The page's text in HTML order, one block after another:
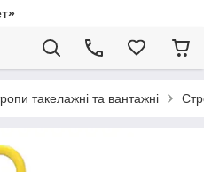
такелажні та вантажні